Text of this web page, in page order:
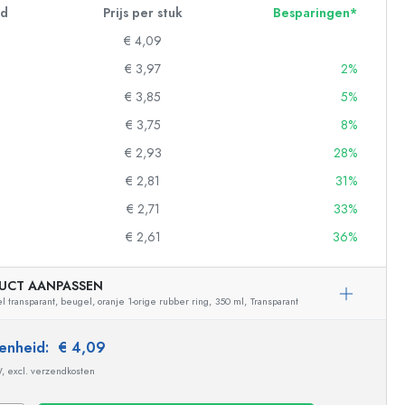
Prijs per stuk
Besparingen*
€ 4,09
€ 3,97
2%
€ 3,85
5%
€ 3,75
8%
€ 2,93
28%
€ 2,81
31%
€ 2,71
33%
€ 2,61 36%
AANPASSEN
transparant, beugel, oranje 1-orige rubber ring, 350 ml, Transparant
€ 4,09
excl. verzendkosten